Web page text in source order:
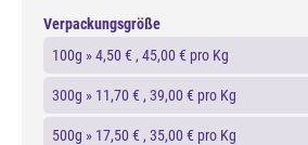
Verpackungsgröße
100g »4,50 € , 45,00 € pro Kg
300g » 11,70 € , 39,00 € pro Kg
500g » 17,50 € , 35,00 € pro Kg